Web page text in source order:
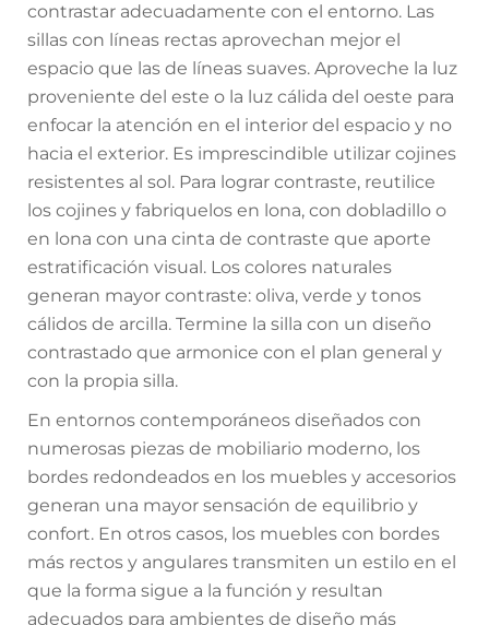
contrastar adecuadamente con el entorno. Las
sillas con líneas rectas aprovechan mejor el
espacio que las de líneas suaves. Aproveche la luz
proveniente del este o la luz cálida del oeste para
enfocar la atención en el interior del espacio y no
hacia el exterior. Es imprescindible utilizar cojines
resistentes al sol. Para lograr contraste, reutilice
los cojines y fabriquelos en lona, con dobladillo o
en lona con una cinta de contraste que aporte
estratificación visual. Los colores naturales
generan mayor contraste: oliva, verde y tonos
cálidos de arcilla. Termine la silla con un diseño
contrastado que armonice con el plan general y
con la propia silla.
En entornos contemporáneos diseñados con
numerosas piezas de mobiliario moderno, los
bordes redondeados en los muebles y accesorios
generan una mayor sensación de equilibrio y
confort. En otros casos, los muebles con bordes
más rectos y angulares transmiten un estilo en el
que la forma sigue a la función y resultan
adecuados para ambientes de diseño más